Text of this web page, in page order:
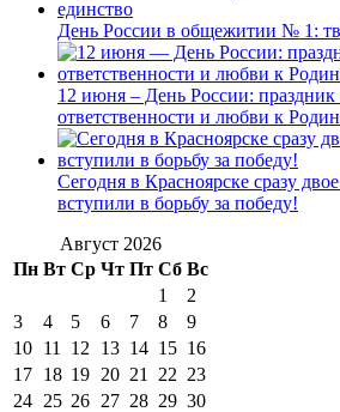
День России в общежитии № 1:
12 июня – День России: праздник
ответственности и любви к
Сегодня в Красноярске сразу
вступили в борьбу за победу!
Август 2026
Пн Вт Ср Чт Пт Сб Вс
1
2
3
4 5 6 7 8
9
10 11 12 13 14 15 16
17 18 19 20 21 22 23
24 25 26 27 28 29 30